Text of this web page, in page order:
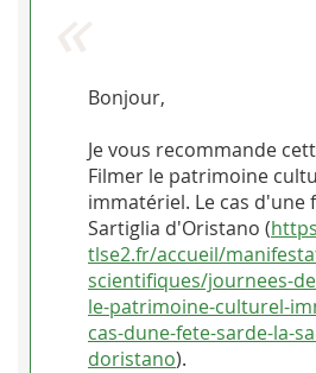
Bonjour,
Je vous recommande
Filmer le patrimoine
immatériel. Le cas d'une
Sartiglia d'Oristano (
tlse2.fr/accueil/
scientifiques/journees-
le-patrimoine-culturel-
cas-dune-fete-sarde-la-
doristano).